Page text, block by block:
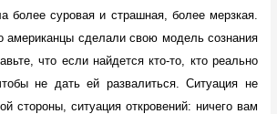
более суровая и страшная, более мерзкая.
американцы сделали свою модель сознания
что если найдется кто-то, кто реально
не дать ей развалиться. Ситуация не
стороны, ситуация откровений: ничего вам